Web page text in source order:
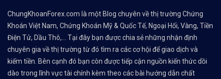
ChungKhoanForex.com là một Blog chuyên về thị trường Chứng
Khoán Việt Nam, Chứng Khoán Mỹ & Quốc Tế, Ngoại Hối, Vàng, Tiền
Điện Tử, Dầu Thô,... Tại đây bạn được chia sẻ những nhận định
chuyên gia về thị trường từ đó tìm ra các cơ hội để giao dịch và
kiếm tiền. Bên cạnh đó bạn còn được tiếp cận nguồn kiến thức dồi
dào trong lĩnh vực tài chính kèm theo các bài hướng dẫn chất